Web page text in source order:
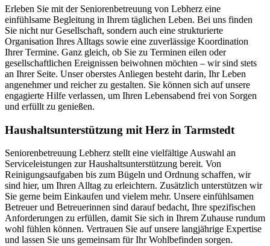
Erleben Sie mit der Seniorenbetreuung von Lebherz eine
einfühlsame Begleitung in Ihrem täglichen Leben. Bei uns finden
Sie nicht nur Gesellschaft, sondern auch eine strukturierte
Organisation Ihres Alltags sowie eine zuverlässige Koordination
Ihrer Termine. Ganz gleich, ob Sie zu Terminen eilen oder
gesellschaftlichen Ereignissen beiwohnen möchten – wir sind stets
an Ihrer Seite. Unser oberstes Anliegen besteht darin, Ihr Leben
angenehmer und reicher zu gestalten. Sie können sich auf unsere
engagierte Hilfe verlassen, um Ihren Lebensabend frei von Sorgen
und erfüllt zu genießen.
Haushalts­unterstützung mit Herz in Tarmstedt
Seniorenbetreuung Lebherz stellt eine vielfältige Auswahl an
Serviceleistungen zur Haushaltsunterstützung bereit. Von
Reinigungsaufgaben bis zum Bügeln und Ordnung schaffen, wir
sind hier, um Ihren Alltag zu erleichtern. Zusätzlich unterstützen wir
Sie gerne beim Einkaufen und vielem mehr. Unsere einfühlsamen
Betreuer und Betreuerinnen sind darauf bedacht, Ihre spezifischen
Anforderungen zu erfüllen, damit Sie sich in Ihrem Zuhause rundum
wohl fühlen können. Vertrauen Sie auf unsere langjährige Expertise
und lassen Sie uns gemeinsam für Ihr Wohlbefinden sorgen.